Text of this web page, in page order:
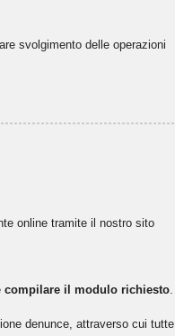
svolgimento delle operazioni
online tramite il nostro sito
compilare il modulo richiesto
denunce, attraverso cui tutte